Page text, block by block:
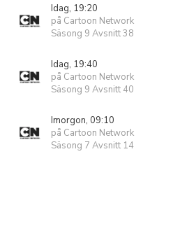
Idag, 19:20
på Cartoon Network
Säsong 9 Avsnitt 38
Idag, 19:40
på Cartoon Network
Säsong 9 Avsnitt 40
Imorgon, 09:10
på Cartoon Network
Säsong 7 Avsnitt 14